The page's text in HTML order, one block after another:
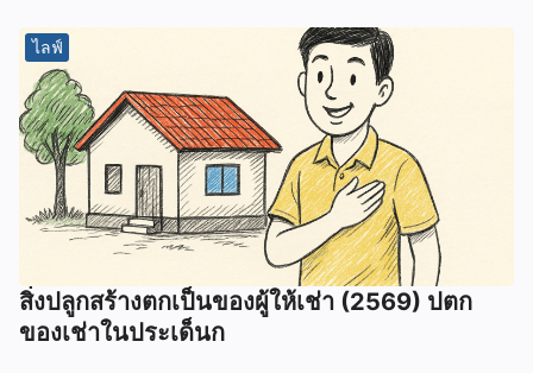
ไลฟ์
สิ่งปลูกสร้างตกเป็นของผู้ให้เช่า (2569) ปตก
ของเช่าในประเด็นก